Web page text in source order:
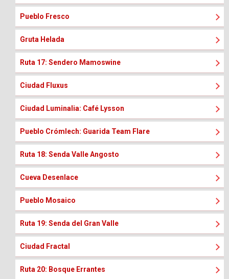
Pueblo Fresco
Gruta Helada
Ruta 17: Sendero Mamoswine
Ciudad Fluxus
Ciudad Luminalia: Café Lysson
Pueblo Crómlech: Guarida Team Flare
Ruta 18: Senda Valle Angosto
Cueva Desenlace
Pueblo Mosaico
Ruta 19: Senda del Gran Valle
Ciudad Fractal
Ruta 20: Bosque Errantes